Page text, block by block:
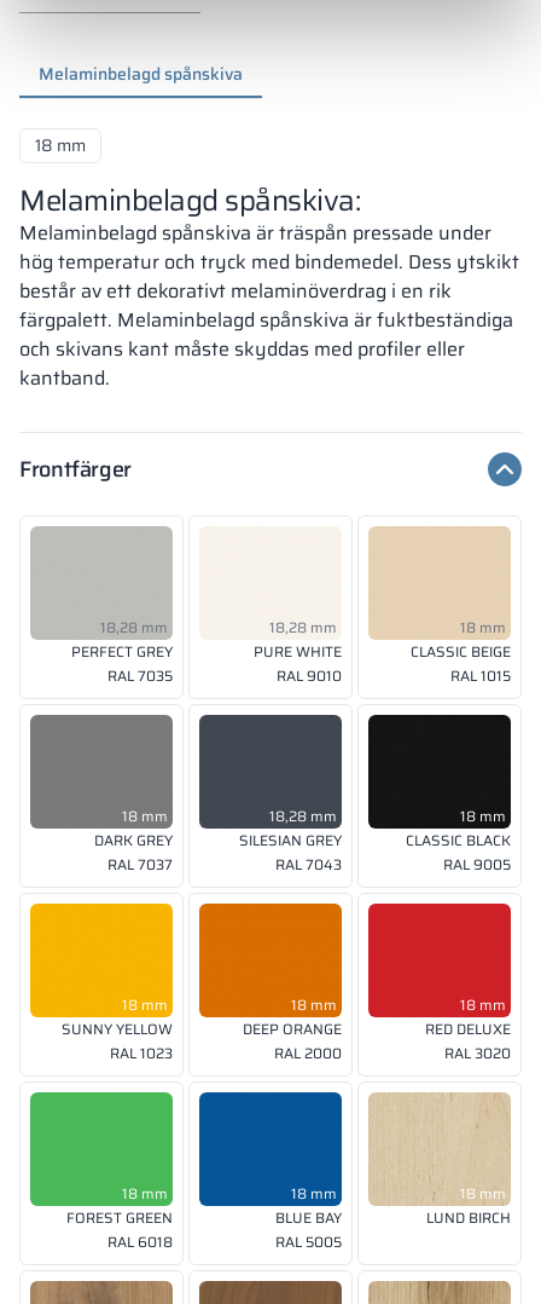
Melaminbelagd spånskiva
18 mm
Melaminbelagd spånskiva:
Melaminbelagd spånskiva är träspån pressade under
hög temperatur och tryck med bindemedel. Dess ytskikt
består av ett dekorativt melaminöverdrag i en rik
färgpalett. Melaminbelagd spånskiva är fuktbeständiga
och skivans kant måste skyddas med profiler eller
kantband.
Frontfärger
18,28 mm
PERFECT GREY
RAL 7035
18,28 mm
PURE WHITE
RAL 9010
18 mm
CLASSIC BEIGE
RAL 1015
18 mm
DARK GREY
RAL 7037
18,28 mm
SILESIAN GREY
RAL 7043
18 mm
CLASSIC BLACK
RAL 9005
18 mm
SUNNY YELLOW
RAL 1023
18 mm
DEEP ORANGE
RAL 2000
18 mm
RED DELUXE
RAL 3020
18 mm
FOREST GREEN
RAL 6018
18 mm
BLUE BAY
RAL 5005
18 mm
LUND BIRCH